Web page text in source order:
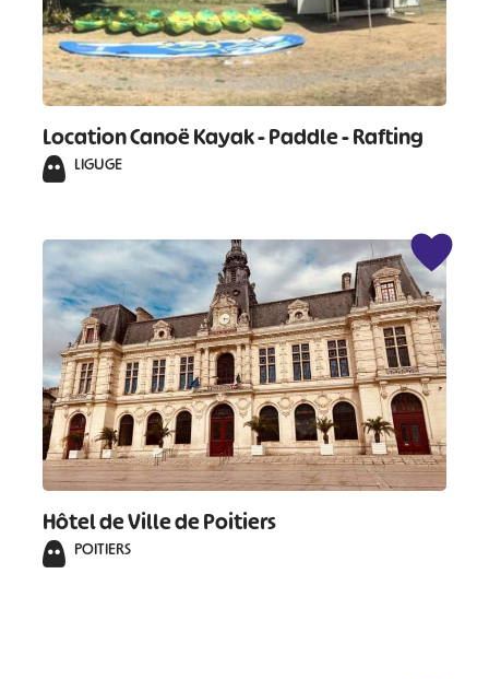
Location Canoë Kayak - Paddle - Rafting
LIGUGE
Hôtel de Ville de Poitiers
POITIERS